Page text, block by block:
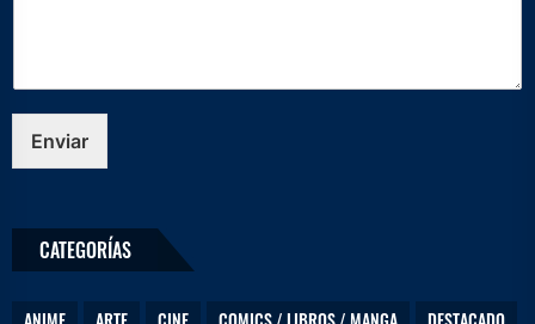
t
ó
Enviar
CATEGORÍAS